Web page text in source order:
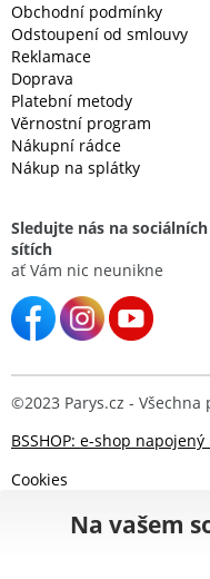
Obchodní podmínky
Odstoupení od smlouvy
Reklamace
Doprava
Platební metody
Věrnostní program
Nákupní rádce
Nákup na splátky
Sledujte nás na sociálních
sítích
ať Vám nic neunikne
©2023 Parys.cz - Všechna
BSSHOP: e-shop
Cookies
Na vašem